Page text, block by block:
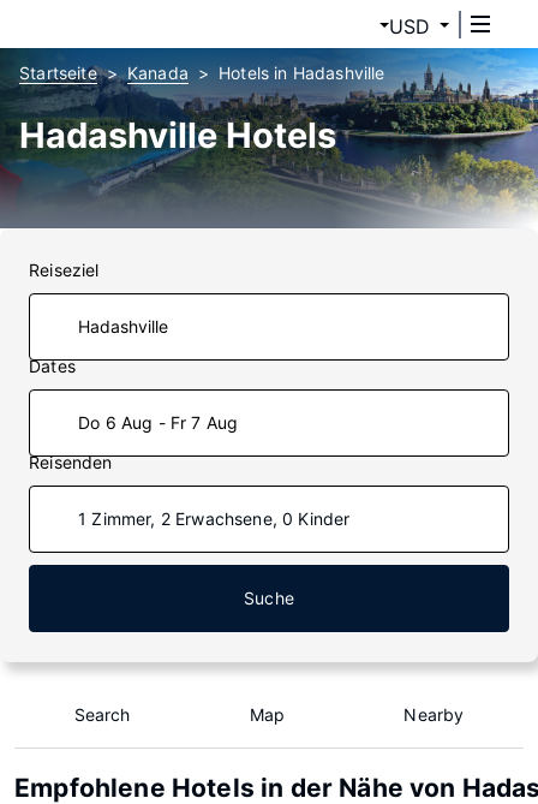
USD
Startseite Kanada Hotels in Hadashville
Hadashville Hotels
Reiseziel
Dates
Do 6 Aug - Fr 7 Aug
Reisenden
1 Zimmer, 2 Erwachsene, 0 Kinder
Suche
Search Map Nearby
Empfohlene Hotels in der Nähe von